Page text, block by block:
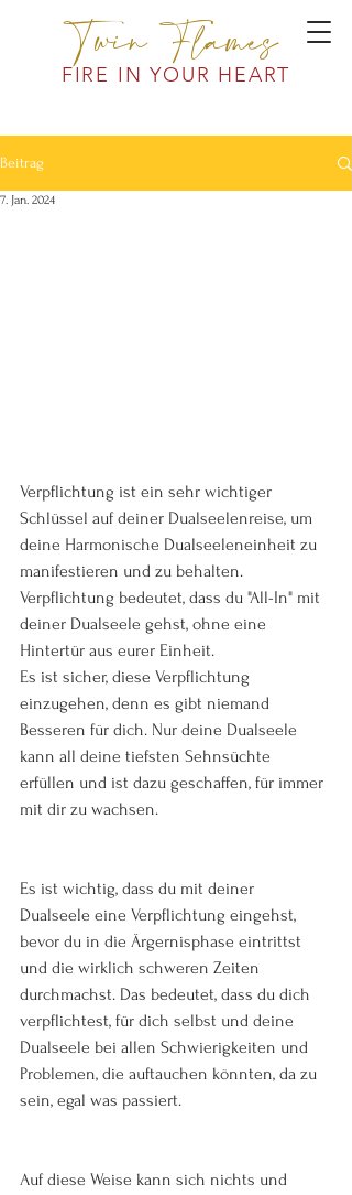
Twin Flames
FIRE IN YOUR HEART
Beitrag
7. Jan. 2024
Verpflichtung ist ein sehr wichtiger
Schlüssel auf deiner Dualseelenreise, um
deine Harmonische Dualseeleneinheit zu
manifestieren und zu behalten.
Verpflichtung bedeutet, dass du "All-In" mit
deiner Dualseele gehst, ohne eine
Hintertür aus eurer Einheit.
Es ist sicher, diese Verpflichtung
einzugehen, denn es gibt niemand
Besseren für dich. Nur deine Dualseele
kann all deine tiefsten Sehnsüchte
erfüllen und ist dazu geschaffen, für immer
mit dir zu wachsen.
Es ist wichtig, dass du mit deiner
Dualseele eine Verpflichtung eingehst,
bevor du in die Ärgernisphase eintrittst
und die wirklich schweren Zeiten
durchmachst. Das bedeutet, dass du dich
verpflichtest, für dich selbst und deine
Dualseele bei allen Schwierigkeiten und
Problemen, die auftauchen könnten, da zu
sein, egal was passiert.
Auf diese Weise kann sich nichts und